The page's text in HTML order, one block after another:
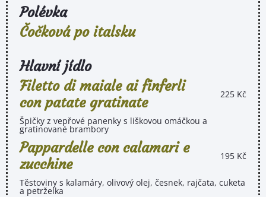
Polévka
Čočková po italsku
Hlavní jídlo
Filetto di maiale ai finferli
con patate gratinate
225 Kč
Špičky z vepřové panenky s liškovou omáčkou a
gratinované brambory
Pappardelle con calamari e
zucchine
195 Kč
Těstoviny s kalamáry, olivový olej, česnek, rajčata, cuketa
a petrželka